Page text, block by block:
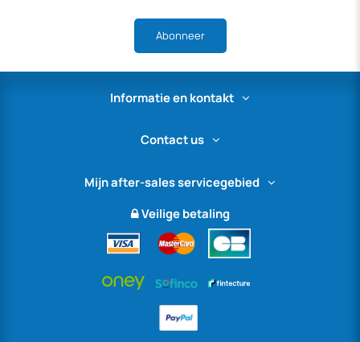
Abonneer
Informatie en kontakt
Contact us
Mijn after-sales servicegebied
Veilige betaling